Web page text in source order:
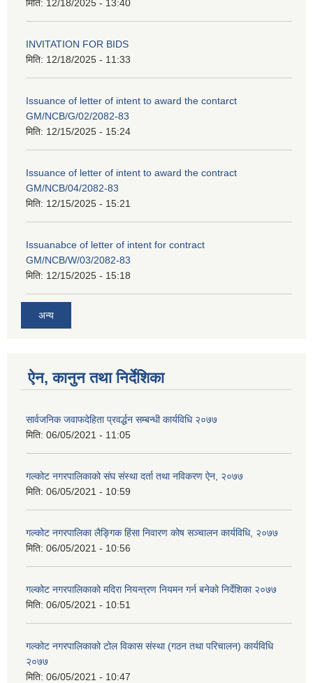
मिति: 12/18/2025 - 13:40
INVITATION FOR BIDS
मिति: 12/18/2025 - 11:33
Issuance of letter of intent to award the contarct
GM/NCB/G/02/2082-83
मिति: 12/15/2025 - 15:24
Issuance of letter of intent to award the contract
GM/NCB/04/2082-83
मिति: 12/15/2025 - 15:21
Issuanabce of letter of intent for contract
GM/NCB/W/03/2082-83
मिति: 12/15/2025 - 15:18
अन्य
ऐन, कानुन तथा निर्देशिका
सार्वजनिक जवाफदेहिता प्रवर्द्धन सम्बन्धी कार्यविधि २०७७
मिति: 06/05/2021 - 11:05
गल्कोट नगरपालिकाको संघ संस्था दर्ता तथा नविकरण ऐन, २०७७
मिति: 06/05/2021 - 10:59
गल्कोट नगरपालिका लैङ्गिक हिंसा निवारण कोष सञ्चालन कार्यविधि, २०७७
मिति: 06/05/2021 - 10:56
गल्कोट नगरपालिकाको मदिरा नियन्त्रण नियमन गर्न बनेको निर्देशिका २०७७
मिति: 06/05/2021 - 10:51
गल्कोट नगरपालिकाको टोल विकास संस्था (गठन तथा परिचालन) कार्यविधि
२०७७
मिति: 06/05/2021 - 10:47